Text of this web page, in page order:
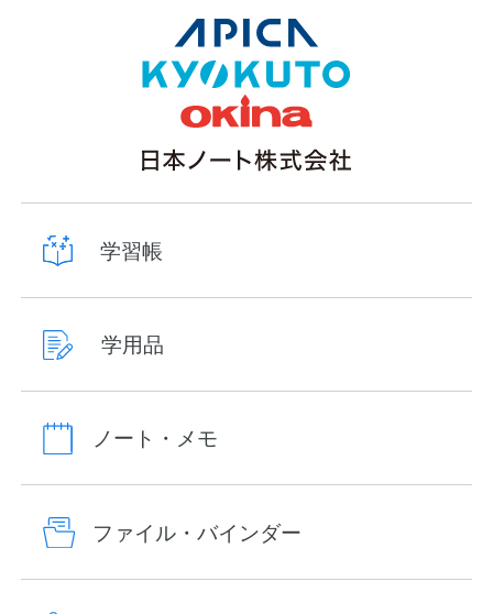
学習帳
学用品
ノート・メモ
ファイル・バインダー